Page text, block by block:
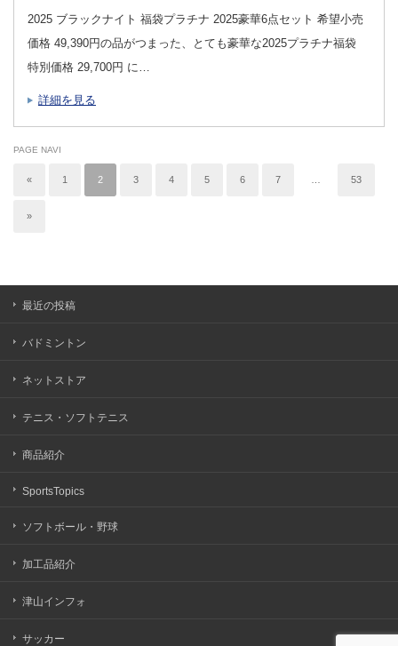
2025 ブラックナイト 福袋プラチナ 2025豪華6点セット 希望小売
価格 49,390円の品がつまった、とても豪華な2025プラチナ福袋
特別価格 29,700円 に…
詳細を見る
PAGE NAVI
« 1 2 3 4 5 6 7 53
»
最近の投稿
バドミントン
ネットストア
テニス・ソフトテニス
商品紹介
SportsTopics
ソフトボール・野球
加工品紹介
津山インフォ
サッカー